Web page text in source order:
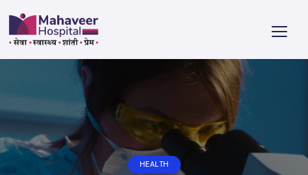
HEALTH